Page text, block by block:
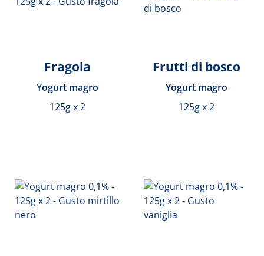
Fragola
Yogurt magro
125g x 2
Frutti di bosco
Yogurt magro
125g x 2